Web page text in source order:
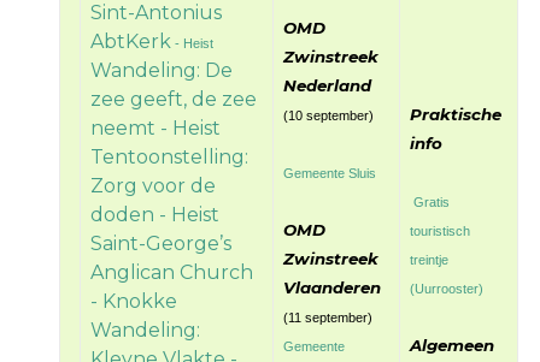
Sint-Antonius
AbtKerk - Heist
Wandeling: De
zee geeft, de zee
neemt - Heist
Tentoonstelling:
Zorg voor de
doden - Heist
Saint-George’s
Anglican Church
- Knokke
Wandeling:
OMD
Zwinstreek
Nederland
(10 september)
Gemeente Sluis
OMD
Zwinstreek
Vlaanderen
(11 september)
Gemeente
Praktische
info
Gratis
touristisch
treintje
(Uurrooster)
Algemeen